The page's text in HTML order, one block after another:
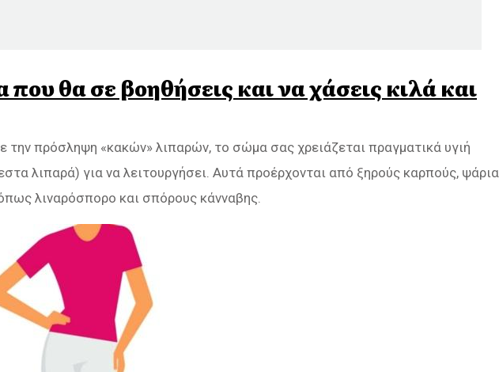
που θα σε βοηθήσεις και να χάσεις κιλά και
την πρόσληψη «κακών» λιπαρών, το σώμα σας χρειάζεται πραγματικά υγιή
λιπαρά) για να λειτουργήσει. Αυτά προέρχονται από ξηρούς καρπούς, ψάρια
λιναρόσπορο και σπόρους κάνναβης.